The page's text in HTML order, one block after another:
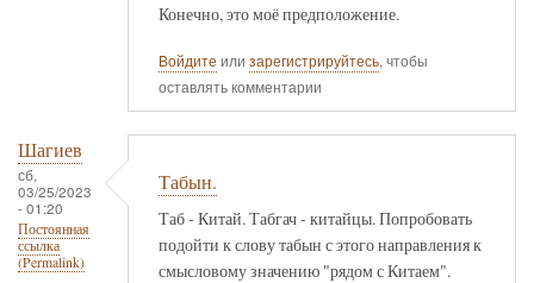
Конечно, это моё предположение.
Войдите или зарегистрируйтесь, чтобы
оставлять комментарии
Шагиев
сб,
03/25/2023
- 01:20
Постоянная
ссылка
(Permalink)
Табын.
Таб - Китай. Табгач - китайцы. Попробовать
подойти к слову табын с этого направления к
смысловому значению "рядом с Китаем".